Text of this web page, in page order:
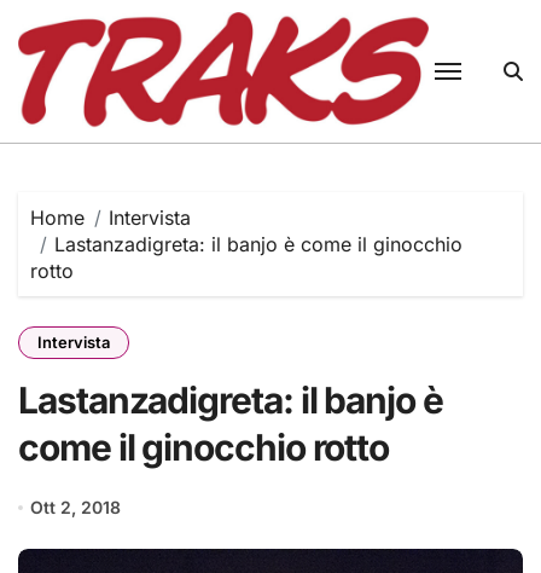
content
Home
Intervista
Lastanzadigreta: il banjo è come il ginocchio
rotto
Intervista
Lastanzadigreta: il banjo è
come il ginocchio rotto
Ott 2, 2018